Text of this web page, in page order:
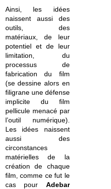
Ainsi, les idées
naissent aussi des
outils, des
matériaux, de leur
potentiel et de leur
limitation, du
processus de
fabrication du film
(se dessine alors en
filigrane une défense
implicite du film
pellicule menacé par
l’outil numérique).
Les idées naissent
aussi des
circonstances
matérielles de la
création de chaque
film, comme ce fut le
cas pour Adebar